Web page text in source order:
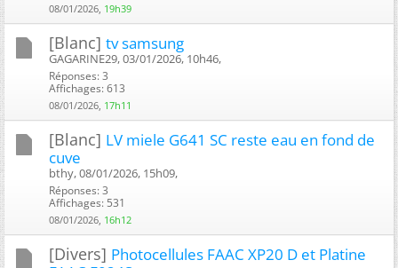
08/01/2026, 19h39
[Blanc] tv samsung
GAGARINE29, 03/01/2026, 10h46, ‎
Réponses: 3
Affichages: 613
08/01/2026, 17h11
[Blanc] LV miele G641 SC reste eau en fond de
cuve
bthy, 08/01/2026, 15h09, ‎
Réponses: 3
Affichages: 531
08/01/2026, 16h12
[Divers] Photocellules FAAC XP20 D et Platine